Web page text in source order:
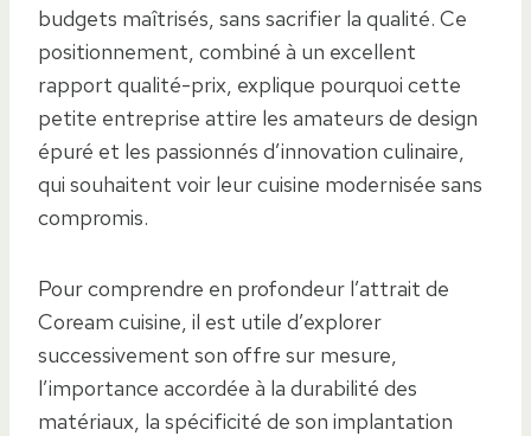
budgets maîtrisés, sans sacrifier la qualité. Ce
positionnement, combiné à un excellent
rapport qualité-prix, explique pourquoi cette
petite entreprise attire les amateurs de design
épuré et les passionnés d’innovation culinaire,
qui souhaitent voir leur cuisine modernisée sans
compromis.
Pour comprendre en profondeur l’attrait de
Coream cuisine, il est utile d’explorer
successivement son offre sur mesure,
l’importance accordée à la durabilité des
matériaux, la spécificité de son implantation